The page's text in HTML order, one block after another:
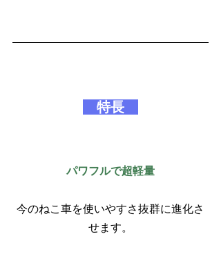
特長
パワフルで超軽量
今のねこ車を使いやすさ抜群に進化さ
せます。